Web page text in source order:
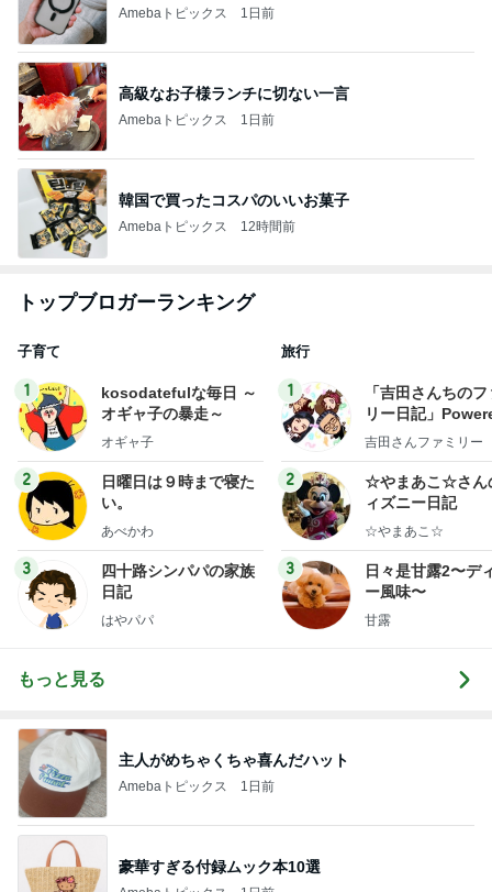
Amebaトピックス 1日前
高級なお子様ランチに切ない一言
Amebaトピックス 1日前
韓国で買ったコスパのいいお菓子
Amebaトピックス 12時間前
トップブロガーランキング
子育て
1
kosodatefulな毎日 ～
オギャ子の暴走～
オギャ子
2
日曜日は９時まで寝た
い。
あべかわ
3
四十路シンパパの家族
日記
はやパパ
旅行
1
「吉田さんちの
リー日記」
y Ameba 吉田さ
ログ
吉田さんファミリー
2
☆やまあこ☆さん
ィズニー日記
☆やまあこ☆
3
日々是甘露2〜デ
ー風味〜
甘露
もっと見る
主人がめちゃくちゃ喜んだハット
Amebaトピックス 1日前
豪華すぎる付録ムック本10選